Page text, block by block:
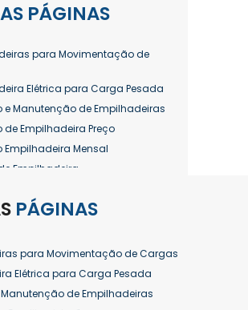
PÁGINAS
para Movimentação de
Elétrica para Carga Pesada
e Manutenção de Empilhadeiras
Empilhadeira Preço
Empilhadeira Mensal
Empilhadeira
Empilhadeira Diária Valor
Empilhadeira Elétrica Preço
Empilhadeira Mensal
Empilhadeira Preço
PÁGINAS
para Movimentação de Cargas
Elétrica para Carga Pesada
de Empilhadeiras